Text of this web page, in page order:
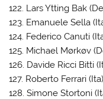
122. Lars Ytting Bak
123. Emanuele Sella
124. Federico Canuti
125. Michael Mørkøv
126. Davide Ricci Bitti
127. Roberto Ferrari
128. Simone Stortoni